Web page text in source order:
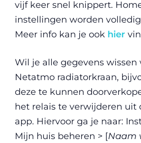
vijf keer snel knippert.
instellingen worden
Meer info kan je ook hier
Wil je alle gegevens wissen
Netatmo radiatorkraan,
deze te kunnen
het relais te verwijderen uit
app. Hiervoor ga je naar:
Mijn huis beheren > [Naam